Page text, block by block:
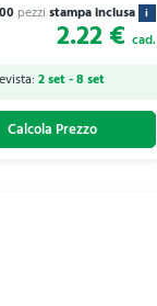
pezzi stampa inclusa i
2.22 € cad.
2 set - 8 set
Calcola Prezzo